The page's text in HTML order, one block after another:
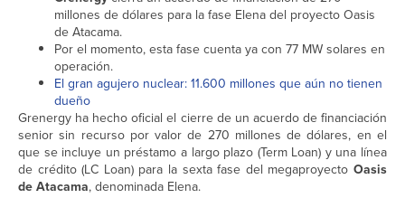
millones de dólares para la fase Elena del proyecto Oasis
de Atacama.
Por el momento, esta fase cuenta ya con 77 MW solares en
operación.
El gran agujero nuclear: 11.600 millones que aún no tienen
dueño
Grenergy ha hecho oficial el cierre de un acuerdo de financiación
senior sin recurso por valor de 270 millones de dólares, en el
que se incluye un préstamo a largo plazo (Term Loan) y una línea
de crédito (LC Loan) para la sexta fase del megaproyecto Oasis
de Atacama, denominada Elena.